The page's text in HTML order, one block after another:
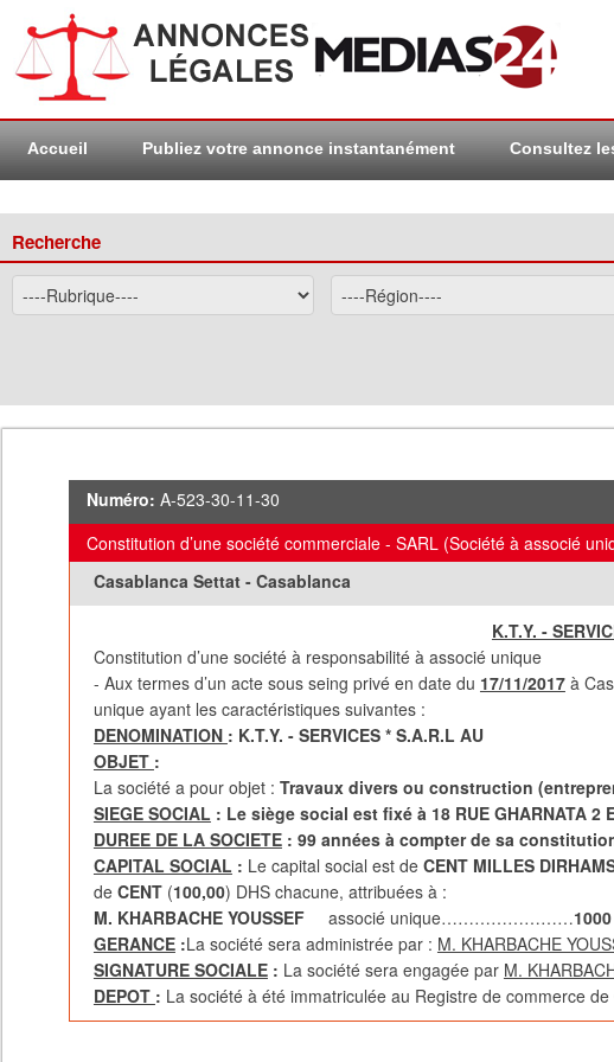
Accueil Publiez votre annonce instantanément Consultez
Recherche
Numéro: A-523-30-11-30
Constitution d’une société commerciale - SARL (Société à associé
Casablanca Settat - Casablanca
K.T.Y. -
Constitution d’une société à responsabilité à associé unique
- Aux termes d’un acte sous seing privé en date du 17/11/2017à
unique ayant les caractéristiques suivantes :
DENOMINATION : K.T.Y. - SERVICES * S.A.R.L AU
OBJET :
La société a pour objet : Travaux divers ou construction
SIEGE SOCIAL : Le siège social est fixé à 18 RUE GHARNATA 2
DUREE DE LA SOCIETE: 99 années à compter de sa
CAPITAL SOCIAL : Le capital social est de CENT MILLES
de CENT(100,00) DHS chacune, attribuées à :
M. KHARBACHE YOUSSEF associé unique……………………
GERANCE:La société sera administrée par : M. KHARBACHE
SIGNATURE SOCIALE : La société sera engagée par M.
DEPOT : La société à été immatriculée au Registre de commerce